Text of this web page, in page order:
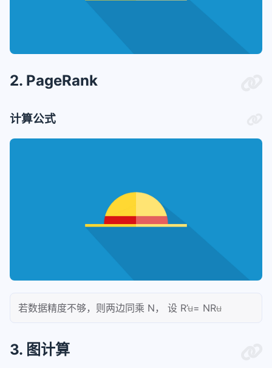
2. PageRank
计算公式
若数据精度不够，则两边同乘 N， 设 R’u= NRu
3. 图计算